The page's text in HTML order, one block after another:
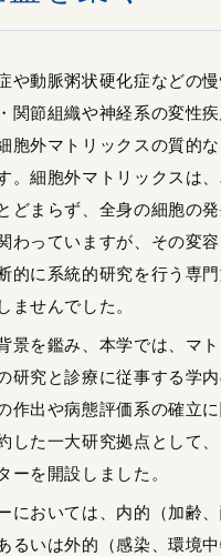
や動脈粥状硬化症などの
関節組織や神経系の変性
胞外マトリックスの質的
。細胞外マトリックスは
どまらず、全身の細胞の発
わっていますが、その変
的に系統的研究を行う専
ませんでした。
景を鑑み、本学では、マ
研究と診療に従事する学
作出や病態評価系の確立
した一大研究拠点として
ーを開設しました。
においては、内的（加齢
るいは外的（感染、環境